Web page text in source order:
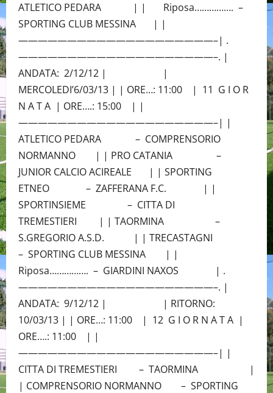
ATLETICO PEDARA | | Riposa……………. –
SPORTING CLUB MESSINA | |
————————————————————–| .
————————————————————–. |
ANDATA: 2/12/12 | |
MERCOLEDI’6/03/13 | | ORE…: 11:00 | 11 G I O R
N A T A | ORE….: 15:00 | |
————————————————————–| |
ATLETICO PEDARA – COMPRENSORIO
NORMANNO | | PRO CATANIA –
JUNIOR CALCIO ACIREALE | | SPORTING
ETNEO – ZAFFERANA F.C. | |
SPORTINSIEME – CITTA DI
TREMESTIERI | | TAORMINA –
S.GREGORIO A.S.D. | | TRECASTAGNI
– SPORTING CLUB MESSINA | |
Riposa……………. – GIARDINI NAXOS | .
————————————————————–. |
ANDATA: 9/12/12 | | RITORNO:
10/03/13 | | ORE…: 11:00 | 12 G I O R N A T A |
ORE….: 11:00 | |
————————————————————–| |
CITTA DI TREMESTIERI – TAORMINA |
| COMPRENSORIO NORMANNO – SPORTING